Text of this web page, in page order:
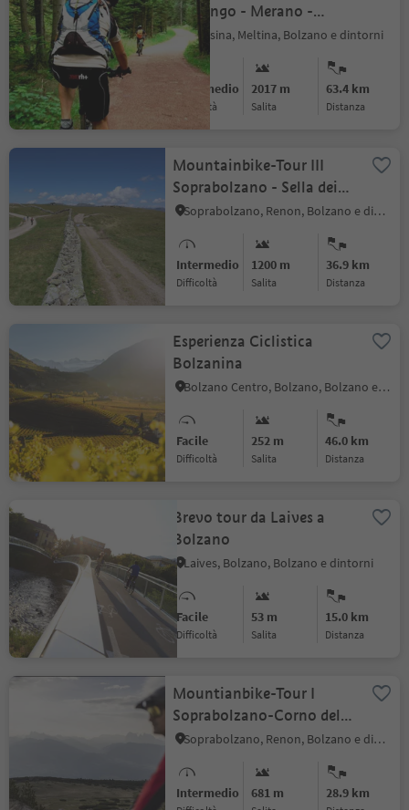
Avelengo - Merano -
Terlano
Vallesina, Meltina, Bolzano e dintorni
Intermedio
Difficoltà
2017 m
Salita
63.4 km
distanza
Mountainbike-Tour III
Soprabolzano - Sella dei
Sentieri
Soprabolzano, Renon, Bolzano e dintorni
Intermedio
Difficoltà
1200 m
Salita
36.9 km
distanza
Esperienza Ciclistica
Bolzanina
Bolzano Centro, Bolzano, Bolzano e dintorni
Facile
Difficoltà
252 m
Salita
46.0 km
distanza
Brevo tour da Laives a
Bolzano
Laives, Bolzano, Bolzano e dintorni
Facile
Difficoltà
53 m
Salita
15.0 km
distanza
Mountianbike-Tour I
Soprabolzano-Corno del
Renon
Soprabolzano, Renon, Bolzano e dintorni
Intermedio 681 m 28.9 km